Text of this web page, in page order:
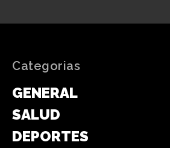
Categorias
GENERAL
SALUD
DEPORTES